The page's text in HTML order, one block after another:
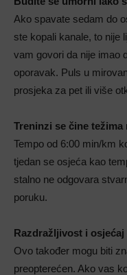
Ako spavate sedam do
ste kopali kanale, to nije
vam govori da nije imao
oporavak. Puls u
prosjeka za pet ili više
Treninzi se čine
Tempo od 6:00 min/km
tjedan se osjeća kao
stalno ne odgovara
poruku.
Razdražljivost i osjećaj
Ovo također mogu biti
preopterećen. Ako vas